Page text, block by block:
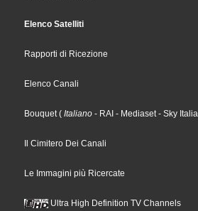
Elenco Satelliti
Rapporti di Ricezione
Elenco Canali
Bouquet ( Italiano - RAI - Mediaset - Sky Italia
Il Cimitero Dei Canali
Le Immagini più Ricercate
Ultra High Definition TV Channels